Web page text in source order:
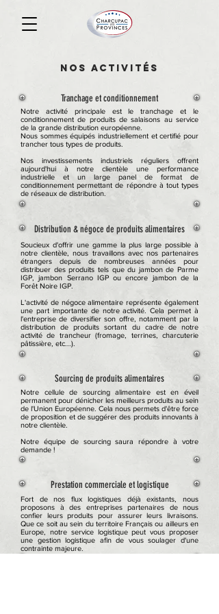
nos activités
Tranchage et conditionnement
Notre activité principale est le tranchage et le
conditionnement de produits de salaisons au service
de la grande distribution européenne.
Nous sommes équipés industriellement et certifié pour
trancher tous types de produits.
Nos investissements industriels réguliers offrent
aujourd'hui à notre clientèle une performance
industrielle et un large panel de format de
conditionnement permettant de répondre à tout types
de réseaux de distribution.
Distribution & négoce de produits alimentaires
Soucieux d'offrir une gamme la plus large possible à
notre clientèle, nous travaillons avec nos partenaires
étrangers depuis de nombreuses années pour
distribuer des produits tels que du jambon de Parme
IGP, jambon Serrano IGP ou encore jambon de la
Forêt Noire IGP.
L'activité de négoce alimentaire représente également
une part importante de notre activité. Cela permet à
l'entreprise de diversifier son offre, notamment par la
distribution de produits sortant du cadre de notre
activité de trancheur (fromage, terrines, charcuterie
pâtissière, etc...).
Sourcing de produits alimentaires
Notre cellule de sourcing alimentaire est en éveil
permanent pour dénicher les meilleurs produits au sein
de l'Union Européenne. Cela nous permets d'être force
de proposition et de suggérer des produits innovants à
notre clientèle.
Notre équipe de sourcing saura répondre à votre
demande !
Prestation commerciale et logistique
Fort de nos flux logistiques déjà existants, nous
proposons à des entreprises partenaires de nous
confier leurs produits pour assurer leurs livraisons.
Que ce soit au sein du territoire Français ou ailleurs en
Europe, notre service logistique peut vous proposer
une gestion logistique afin de vous soulager d'une
contrainte majeure.